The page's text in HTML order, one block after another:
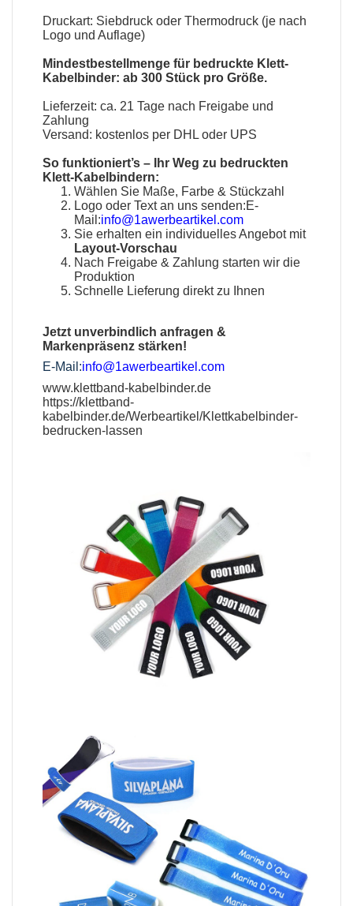
Druckart: Siebdruck oder Thermodruck (je nach
Logo und Auflage)
Mindestbestellmenge für bedruckte Klett-
Kabelbinder: ab 300 Stück pro Größe.
Lieferzeit: ca. 21 Tage nach Freigabe und
Zahlung
Versand: kostenlos per DHL oder UPS
So funktioniert’s – Ihr Weg zu bedruckten
Klett-Kabelbindern:
Wählen Sie Maße, Farbe & Stückzahl
Logo oder Text an uns senden:E-
Mail:info@1awerbeartikel.com
Sie erhalten ein individuelles Angebot mit
Layout-Vorschau
Nach Freigabe & Zahlung starten wir die
Produktion
Schnelle Lieferung direkt zu Ihnen
Jetzt unverbindlich anfragen &
Markenpräsenz stärken!
E-Mail:info@1awerbeartikel.com
www.klettband-kabelbinder.de
https://klettband-
kabelbinder.de/Werbeartikel/Klettkabelbinder-
bedrucken-lassen